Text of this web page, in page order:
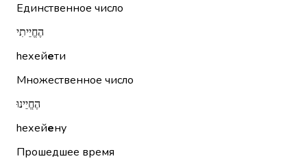
Единственное число
הֶחֱיֵיתִי
hехейети
Множественное число
הֶחֱיֵינוּ
hехейену
Прошедшее время